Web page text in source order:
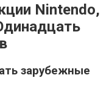
Nintendo,
зарубежные